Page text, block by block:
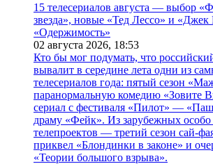
15 телесериалов августа — выбор
звезда», новые «Тед Лессо» и «Джек
«Одержимость»
02 августа 2026, 18:53
Кто бы мог подумать, что
вывалит в середине лета одни из
телесериалов года: пятый сезон
паранормальную комедию «Зовите
сериал с фестиваля «Пилот» —
драму «Фейк». Из зарубежных
телепроектов — третий сезон сай-
приквел «Блондинки в законе» и
«Теории большого взрыва».